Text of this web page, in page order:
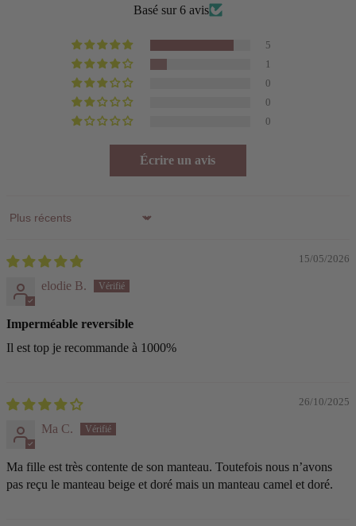
Basé sur 6 avis
5
1
0
0
0
Écrire un avis
Sort by
15/05/2026
elodie B.
Imperméable reversible
Il est top je recommande à 1000%
26/10/2025
Ma C.
Ma fille est très contente de son manteau. Toutefois nous n’avons
pas reçu le manteau beige et doré mais un manteau camel et doré.